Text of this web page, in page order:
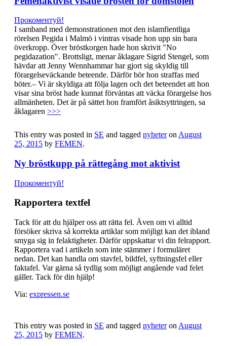
Прокоментуй!
I samband med demonstrationen mot den islamfientliga
rörelsen Pegida i Malmö i vintras visade hon upp sin bara
överkropp. Över bröstkorgen hade hon skrivit "No
pegidazation". Brottsligt, menar åklagare Sigrid Stengel, som
hävdar att Jenny Wennhammar har gjort sig skyldig till
förargelseväckande beteende. Därför bör hon straffas med
böter.– Vi är skyldiga att följa lagen och det beteendet att hon
visar sina bröst hade kunnat förväntas att väcka förargelse hos
allmänheten. Det är på sättet hon framfört åsiktsyttringen, sa
åklagaren >>>
This entry was posted in SE and tagged nyheteron August
25, 2015 by FEMEN.
Ny bröstkupp på rättegång mot aktivist
Прокоментуй!
Rapportera textfel
Tack för att du hjälper oss att rätta fel. Även om vi alltid
försöker skriva så korrekta artiklar som möjligt kan det ibland
smyga sig in felaktigheter. Därför uppskattar vi din felrapport.
Rapportera vad i artikeln som inte stämmer i formuläret
nedan. Det kan handla om stavfel, bildfel, syftningsfel eller
faktafel. Var gärna så tydlig som möjligt angående vad felet
gäller. Tack för din hjälp!
Via: expressen.se
This entry was posted in SE and tagged nyheteron August
25, 2015 by FEMEN.